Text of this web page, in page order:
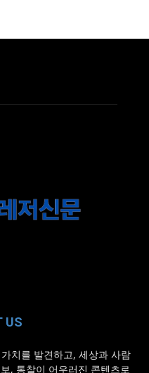
US
치를 발견하고, 세상과 사람
, 통찰이 어우러진 콘텐츠로